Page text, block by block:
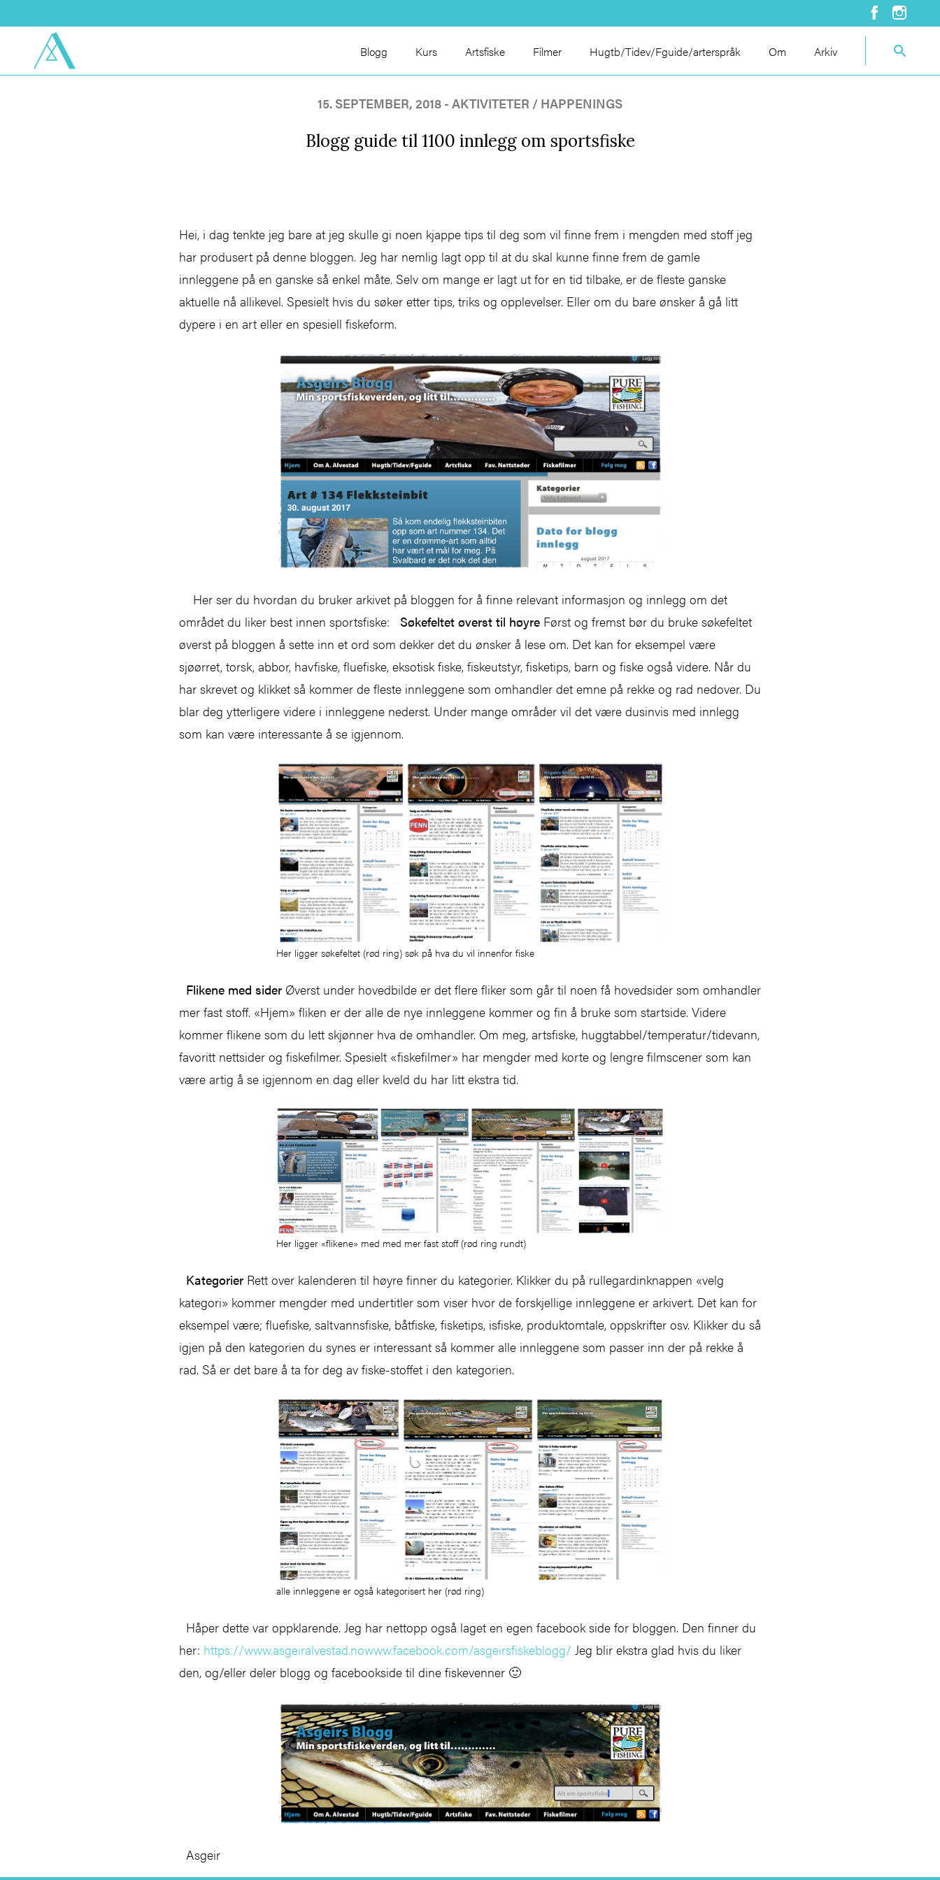
Blogg Kurs Artsfiske Filmer Hugtb/Tidev/Fguide/arterspråk Om Arkiv
15. SEPTEMBER, 2018 - AKTIVITETER / HAPPENINGS
Blogg guide til 1100 innlegg om sportsfiske
Hei, i dag tenkte jeg bare at jeg skulle gi noen kjappe tips til deg som vil finne frem i mengden med stoff jeg
har produsert på denne bloggen. Jeg har nemlig lagt opp til at du skal kunne finne frem de gamle
innleggene på en ganske så enkel måte. Selv om mange er lagt ut for en tid tilbake, er de fleste ganske
aktuelle nå allikevel. Spesielt hvis du søker etter tips, triks og opplevelser. Eller om du bare ønsker å gå litt
dypere i en art eller en spesiell fiskeform.
Her ser du hvordan du bruker arkivet på bloggen for å finne relevant informasjon og innlegg om det
området du liker best innen sportsfiske: Søkefeltet øverst til høyre Først og fremst bør du bruke søkefeltet
øverst på bloggen å sette inn et ord som dekker det du ønsker å lese om. Det kan for eksempel være
sjøørret, torsk, abbor, havfiske, fluefiske, eksotisk fiske, fiskeutstyr, fisketips, barn og fiske også videre. Når du
har skrevet og klikket så kommer de fleste innleggene som omhandler det emne på rekke og rad nedover. Du
blar deg ytterligere videre i innleggene nederst. Under mange områder vil det være dusinvis med innlegg
som kan være interessante å se igjennom.
Her ligger søkefeltet (rød ring) søk på hva du vil innenfor fiske
Flikene med sider Øverst under hovedbilde er det flere fliker som går til noen få hovedsider som omhandler
mer fast stoff. «Hjem» fliken er der alle de nye innleggene kommer og fin å bruke som startside. Videre
kommer flikene som du lett skjønner hva de omhandler. Om meg, artsfiske, huggtabbel/temperatur/tidevann,
favoritt nettsider og fiskefilmer. Spesielt «fiskefilmer» har mengder med korte og lengre filmscener som kan
være artig å se igjennom en dag eller kveld du har litt ekstra tid.
Her ligger «flikene» med med mer fast stoff (rød ring rundt)
Kategorier Rett over kalenderen til høyre finner du kategorier. Klikker du på rullegardinknappen «velg
kategori» kommer mengder med undertitler som viser hvor de forskjellige innleggene er arkivert. Det kan for
eksempel være; fluefiske, saltvannsfiske, båtfiske, fisketips, isfiske, produktomtale, oppskrifter osv. Klikker du så
igjen på den kategorien du synes er interessant så kommer alle innleggene som passer inn der på rekke å
rad. Så er det bare å ta for deg av fiske-stoffet i den kategorien.
alle innleggene er også kategorisert her (rød ring)
Håper dette var oppklarende. Jeg har nettopp også laget en egen facebook side for bloggen. Den finner du
her: https://www.asgeiralvestad.nowww.facebook.com/asgeirsfiskeblogg/ Jeg blir ekstra glad hvis du liker
den, og/eller deler blogg og facebookside til dine fiskevenner 🙂
Asgeir